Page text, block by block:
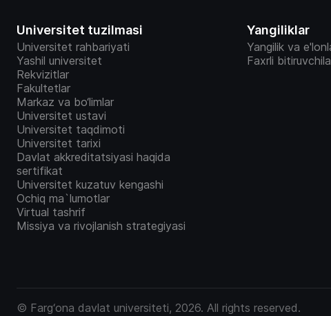
Universitet tuzilmasi
Universitet rahbariyati
Yashil universitet
Rekvizitlar
Fakultetlar
Markaz va bo‘limlar
Universitet ustavi
Universitet taqdimoti
Universitet tarixi
Davlat akkreditatsiyasi haqida
sertifikat
Universitet kuzatuv kengashi
Ochiq ma`lumotlar
Virtual tashrif
Missiya va rivojlanish strategiyasi
Yangiliklar
Yangilik va
Faxrli
© Farg‘ona davlat universiteti, 2026. All rights reserved.